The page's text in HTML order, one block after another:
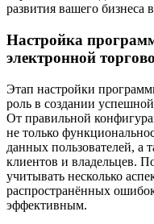
развития вашего бизнеса
Настройка
электронной
Этап настройки
роль в создании
От правильной
не только
данных пользователей, а
клиентов и владельцев.
учитывать несколько
распространённых
эффективным.